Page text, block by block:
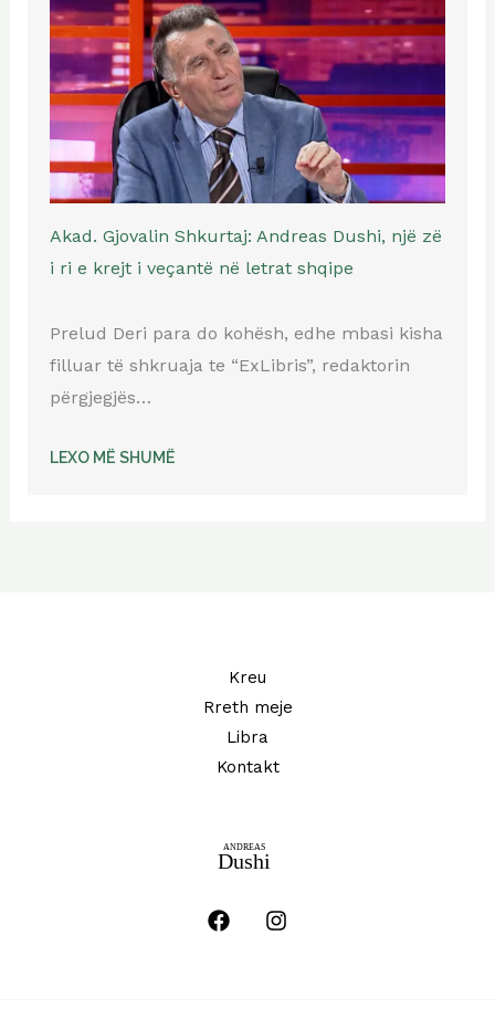
Akad. Gjovalin Shkurtaj: Andreas Dushi, një zë
i ri e krejt i veçantë në letrat shqipe
Prelud Deri para do kohësh, edhe mbasi kisha
filluar të shkruaja te “ExLibris”, redaktorin
përgjegjës…
LEXO MË SHUMË
Kreu
Rreth meje
Libra
Kontakt